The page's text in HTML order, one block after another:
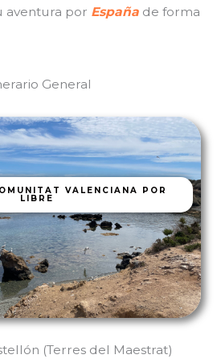
aventura por España de forma
General
VALENCIANA POR
LIBRE
(Terres del Maestrat)